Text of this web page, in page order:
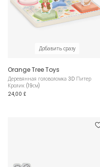
Добавить сразу
Orange Tree Toys
Деревянная головоломка 3D Питер
Кролик (19см)
24,00 £